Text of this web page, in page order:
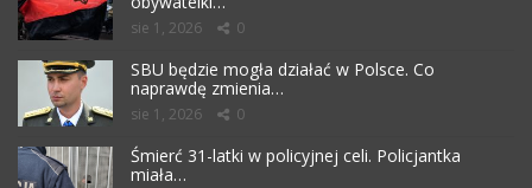
sie 1, 2026 0
SBU będzie mogła działać w Polsce. Co
naprawdę zmienia…
sie 1, 2026 0
Śmierć 31-latki w policyjnej celi. Policjantka
miała…